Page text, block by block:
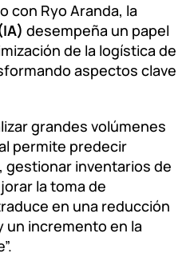
con Ryo Aranda, la
desempeña un papel
de la logística de
aspectos clave
grandes volúmenes
permite predecir
gestionar inventarios de
la toma de
en una reducción
incremento en la